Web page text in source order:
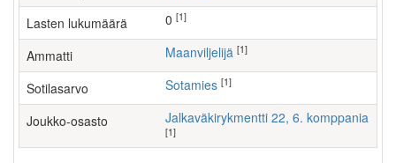
Lasten lukumäärä [1]
Ammatti maanviljelijä [1]
Sotilasarvo Sotamies [1]
Joukko-osasto Jalkaväkirykmentti 22, 6. komppania
[1]